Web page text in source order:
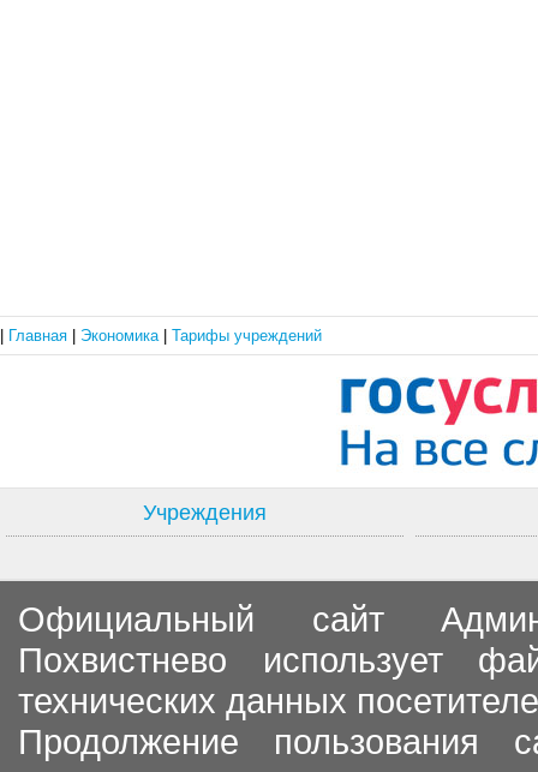
Главная Экономика Тарифы учреждений
Учреждения
Официальный сайт
Похвистнево использует
технических данных
Продолжение пользования